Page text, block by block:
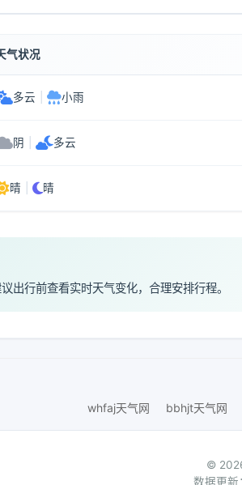
气状况
多云 小雨
阴 多云
晴 晴
出行前查看实时天气变化，合理安排行程。
whfaj天气网
bbhjt天气网
©
数据更